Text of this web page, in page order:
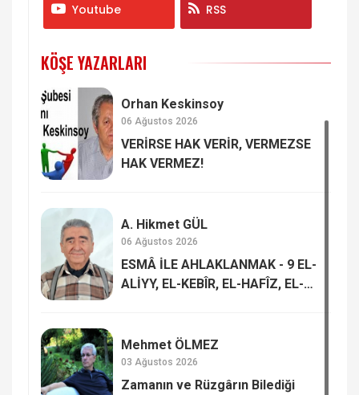
Youtube RSS
KÖŞE YAZARLARI
Orhan Keskinsoy
06 Ağustos 2026
VERİRSE HAK VERİR, VERMEZSE
HAK VERMEZ!
A. Hikmet GÜL
06 Ağustos 2026
ESMÂ İLE AHLAKLANMAK - 9 EL-
ALİYY, EL-KEBÎR, EL-HAFÎZ, EL-
Mehmet ÖLMEZ
03 Ağustos 2026
Zamanın ve Rüzgârın Bilediği